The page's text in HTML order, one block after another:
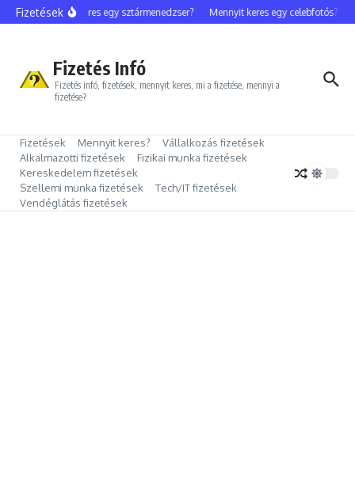
Ugrás a tartalomhoz
Fizetések
Mennyit keres egy sztármenedzser? Mennyit keres egy celebfotós?
Fizetés Infó
Fizetés infó, fizetések, mennyit keres, mi a fizetése, mennyi a
fizetése?
Fizetések Mennyit keres?
Vállalkozás fizetések
Alkalmazotti fizetések
Fizikai munka fizetések
Kereskedelem fizetések
Szellemi munka fizetések
Tech/IT fizetések
Vendéglátás fizetések